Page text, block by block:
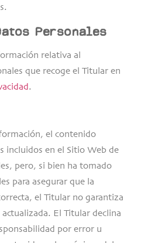
Personales
relativa al
que recoge el Titular en
.
el contenido
incluidos en el Sitio Web de
pero, si bien ha tomado
para asegurar que la
el Titular no garantiza
El Titular declina
por error u